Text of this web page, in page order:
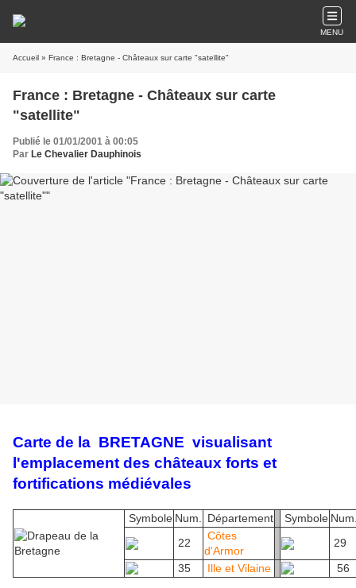
MENU
Accueil » France : Bretagne - Châteaux sur carte "satellite"
France : Bretagne - Châteaux sur carte
"satellite"
Publié le 01/01/2001 à 00:05
Par Le Chevalier Dauphinois
Carte de la BRETAGNE visualisant
l'emplacement des châteaux forts et
fortifications médiévales
Symbole Num. Département Symbole
22
Côtes
d'Armor
29
35
Ille et Vilaine 56